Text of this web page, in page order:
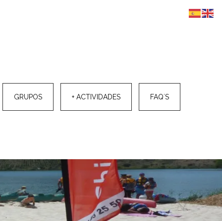
GRUPOS + ACTIVIDADES FAQ´S